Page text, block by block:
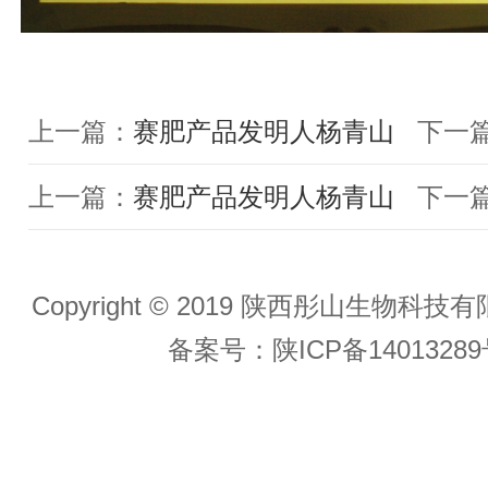
上一篇： 赛肥产品发明人杨青山 下一
上一篇： 赛肥产品发明人杨青山 下一
Copyright © 2019 陕西彤山生物科技有
备案号： 陕ICP备14013289